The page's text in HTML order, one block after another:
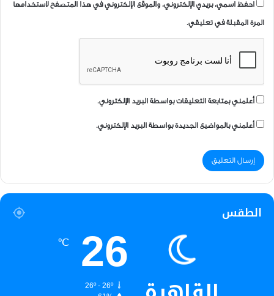
احفظ اسمي، بريدي الإلكتروني، والموقع الإلكتروني في هذا المتصفح لاستخدامها
المرة المقبلة في تعليقي.
أعلمني بمتابعة التعليقات بواسطة البريد الإلكتروني.
أعلمني بالمواضيع الجديدة بواسطة البريد الإلكتروني.
الطقس
26
℃
26º - 26º